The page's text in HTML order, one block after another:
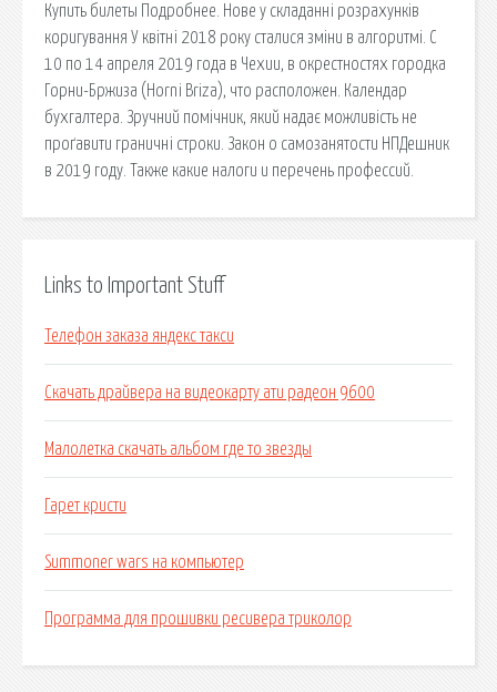
Купить билеты Подробнее. Нове у складанні розрахунків
коригування У квітні 2018 року сталися зміни в алгоритмі. С
10 по 14 апреля 2019 года в Чехии, в окрестностях городка
Горни-Бржиза (Horni Briza), что расположен. Календар
бухгалтера. Зручний помічник, який надає можливість не
проґавити граничні строки. Закон о самозанятости НПДешник
в 2019 году. Также какие налоги и перечень профессий.
Links to Important Stuff
Телефон заказа яндекс такси
Скачать драйвера на видеокарту ати радеон 9600
Малолетка скачать альбом где то звезды
Гарет кристи
Summoner wars на компьютер
Программа для прошивки ресивера триколор